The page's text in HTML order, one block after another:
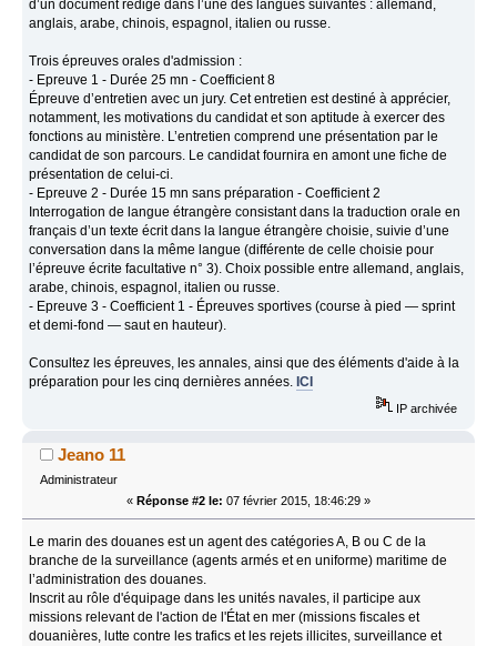
d’un document rédigé dans l’une des langues suivantes : allemand,
anglais, arabe, chinois, espagnol, italien ou russe.
Trois épreuves orales d'admission :
- Epreuve 1 - Durée 25 mn - Coefficient 8
Épreuve d’entretien avec un jury. Cet entretien est destiné à apprécier,
notamment, les motivations du candidat et son aptitude à exercer des
fonctions au ministère. L’entretien comprend une présentation par le
candidat de son parcours. Le candidat fournira en amont une fiche de
présentation de celui-ci.
- Epreuve 2 - Durée 15 mn sans préparation - Coefficient 2
Interrogation de langue étrangère consistant dans la traduction orale en
français d’un texte écrit dans la langue étrangère choisie, suivie d’une
conversation dans la même langue (différente de celle choisie pour
l’épreuve écrite facultative n° 3). Choix possible entre allemand, anglais,
arabe, chinois, espagnol, italien ou russe.
- Epreuve 3 - Coefficient 1 - Épreuves sportives (course à pied — sprint
et demi-fond — saut en hauteur).
Consultez les épreuves, les annales, ainsi que des éléments d'aide à la
préparation pour les cinq dernières années. ICI
IP archivée
Jeano 11
Administrateur
« Réponse #2 le: 07 février 2015, 18:46:29 »
Le marin des douanes est un agent des catégories A, B ou C de la
branche de la surveillance (agents armés et en uniforme) maritime de
l’administration des douanes.
Inscrit au rôle d'équipage dans les unités navales, il participe aux
missions relevant de l'action de l'État en mer (missions fiscales et
douanières, lutte contre les trafics et les rejets illicites, surveillance et